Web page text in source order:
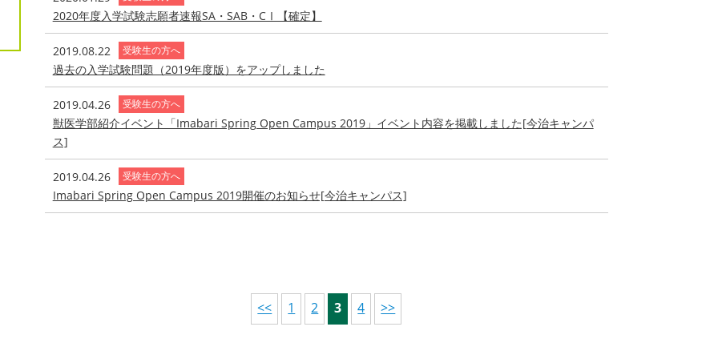
2020年度入学試験志願者速報SA・SAB・CⅠ【確定】
2019.08.22 受験生の方へ
過去の入学試験問題（2019年度版）をアップしました
2019.04.26 受験生の方へ
獣医学部紹介イベント「Imabari Spring Open Campus 2019」イベント内容を掲載しました[今治キャンパ
ス]
2019.04.26 受験生の方へ
Imabari Spring Open Campus 2019開催のお知らせ[今治キャンパス]
<< 1 2 3 4 >>